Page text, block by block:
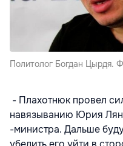
Политолог Богдан Цырдя.
- Плахотнюк провел
навязыванию Юрия
-министра. Дальше